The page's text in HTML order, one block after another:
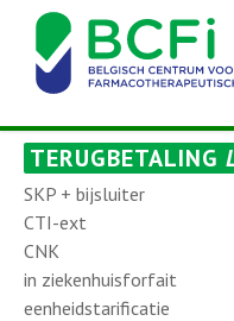
TERUGBETALING
SKP + bijsluiter
CTI-ext
CNK
in ziekenhuisforfait
eenheidstarificatie